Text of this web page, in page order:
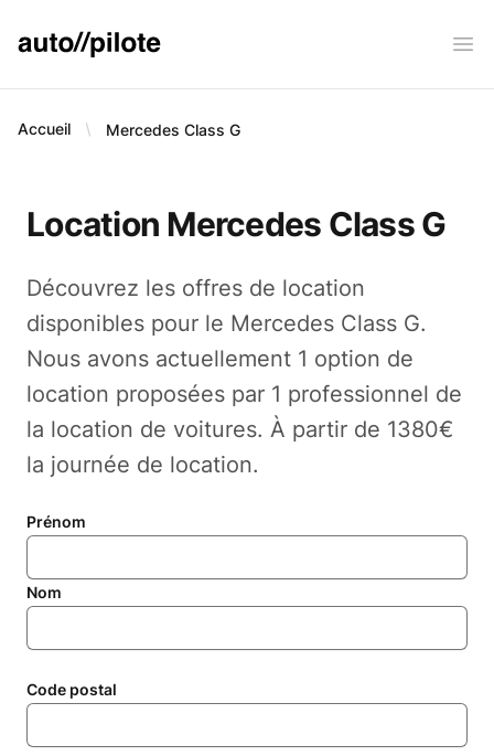
AUTO PILOTE
Accueil Mercedes Class G
Location Mercedes Class G
Découvrez les offres de location
disponibles pour le Mercedes Class G.
Nous avons actuellement 1 option de
location proposées par 1 professionnel de
la location de voitures. À partir de 1380€
la journée de location.
Prénom
Nom
Code postal